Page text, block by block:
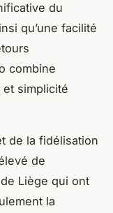
du
qu’une facilité
combine
simplicité
de la fidélisation
de
Liège qui ont
la